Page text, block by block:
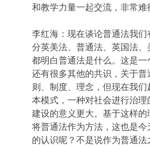
和教学力量一起交流，非常难
李红海：现在谈论普通法我
分英美法、普通法、英国法
都明白普通法是什么。这是一
还有很多其他的共识，关于
则、制度、理念，但现在我
本模式，一种对社会进行治
建设的意义更大。基于这样
将普通法作为方法，这也是
的认识呢？不是说作为普通